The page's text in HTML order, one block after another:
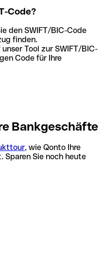
Code?
den SWIFT/BIC-Code
finden.
Tool zur SWIFT/BIC-
Code für Ihre
Bankgeschäfte
, wie Qonto Ihre
Sparen Sie noch heute